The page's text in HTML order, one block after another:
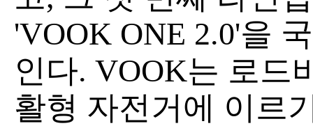
'VOOK ONE 2.0'을
인다. VOOK는 로드
활형 자전거에 이르